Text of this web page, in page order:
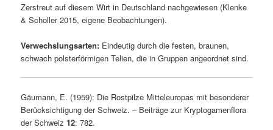
Zerstreut auf diesem Wirt in Deutschland nachgewiesen (Klenke
& Scholler 2015, eigene Beobachtungen).
Verwechslungsarten: Eindeutig durch die festen, braunen,
schwach polsterförmigen Telien, die in Gruppen angeordnet sind.
Gäumann, E. (1959): Die Rostpilze Mitteleuropas mit besonderer
Berücksichtigung der Schweiz. – Beiträge zur Kryptogamenflora
der Schweiz12: 782.